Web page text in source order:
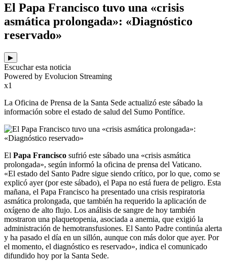
El Papa Francisco tuvo una «crisis
asmática prolongada»: «Diagnóstico
reservado»
▶
Escuchar esta noticia
Powered by Evolucion Streaming
x1
La Oficina de Prensa de la Santa Sede actualizó este sábado la
información sobre el estado de salud del Sumo Pontífice.
El Papa Francisco sufrió este sábado una «crisis asmática
prolongada», según informó la oficina de prensa del Vaticano.
«El estado del Santo Padre sigue siendo crítico, por lo que, como se
explicó ayer (por este sábado), el Papa no está fuera de peligro. Esta
mañana, el Papa Francisco ha presentado una crisis respiratoria
asmática prolongada, que también ha requerido la aplicación de
oxígeno de alto flujo. Los análisis de sangre de hoy también
mostraron una plaquetopenia, asociada a anemia, que exigió la
administración de hemotransfusiones. El Santo Padre continúa alerta
y ha pasado el día en un sillón, aunque con más dolor que ayer. Por
el momento, el diagnóstico es reservado», indica el comunicado
difundido hoy por la Santa Sede.